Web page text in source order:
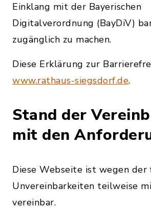
Einklang mit der Bayerischen
Digitalverordnung (BayDiV)
zugänglich zu machen.
Diese Erklärung zur
www.rathaus-siegsdorf.de.
Stand der
mit den
Diese Webseite ist wegen der
Unvereinbarkeiten teilweise
vereinbar.